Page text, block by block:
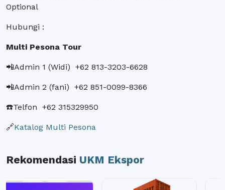
Optional
Hubungi :
Multi Pesona Tour
📲Admin 1 (Widi) +62 813-3203-6628
📲Admin 2 (fani) +62 851-0099-8366
☎️Telfon +62 315329950
🔗Katalog Multi Pesona
Rekomendasi UKM Ekspor